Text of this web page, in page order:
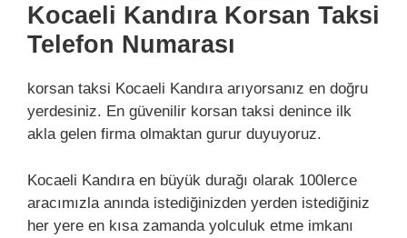
Kocaeli Kandıra Korsan Taksi
Telefon Numarası
korsan taksi Kocaeli Kandıra arıyorsanız en doğru
yerdesiniz. En güvenilir korsan taksi denince ilk
akla gelen firma olmaktan gurur duyuyoruz.
Kocaeli Kandıra en büyük durağı olarak 100lerce
aracımızla anında istediğinizden yerden istediğiniz
her yere en kısa zamanda yolculuk etme imkanı